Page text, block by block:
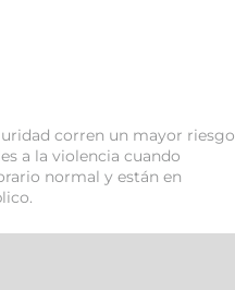
corren un mayor riesgo
a la violencia cuando
normal y están en